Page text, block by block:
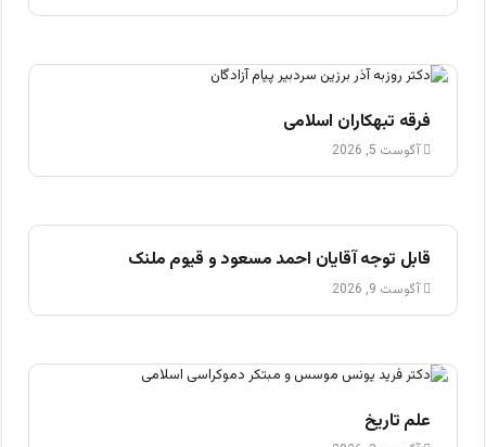
فرقه تبهکاران اسلامی
آگوست 5, 2026
قابل توجه آقایان احمد مسعود و قیوم ملنک
آگوست 9, 2026
علم تاریخ